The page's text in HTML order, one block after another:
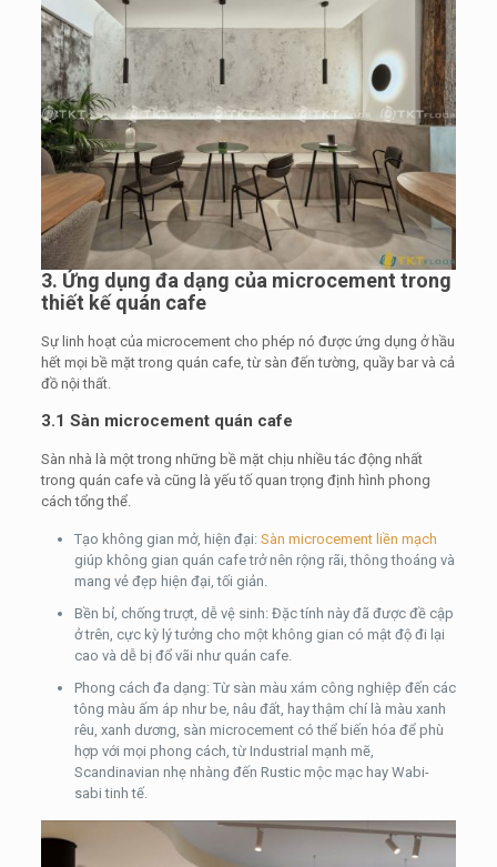
3. Ứng dụng đa dạng của microcement trong
thiết kế quán cafe
Sự linh hoạt của microcement cho phép nó được ứng dụng ở hầu
hết mọi bề mặt trong quán cafe, từ sàn đến tường, quầy bar và cả
đồ nội thất.
3.1 Sàn microcement quán cafe
Sàn nhà là một trong những bề mặt chịu nhiều tác động nhất
trong quán cafe và cũng là yếu tố quan trọng định hình phong
cách tổng thể.
Tạo không gian mở, hiện đại: Sàn microcement liền mạch
giúp không gian quán cafe trở nên rộng rãi, thông thoáng và
mang vẻ đẹp hiện đại, tối giản.
Bền bỉ, chống trượt, dễ vệ sinh: Đặc tính này đã được đề cập
ở trên, cực kỳ lý tưởng cho một không gian có mật độ đi lại
cao và dễ bị đổ vãi như quán cafe.
Phong cách đa dạng: Từ sàn màu xám công nghiệp đến các
tông màu ấm áp như be, nâu đất, hay thậm chí là màu xanh
rêu, xanh dương, sàn microcement có thể biến hóa để phù
hợp với mọi phong cách, từ Industrial mạnh mẽ,
Scandinavian nhẹ nhàng đến Rustic mộc mạc hay Wabi-
sabi tinh tế.